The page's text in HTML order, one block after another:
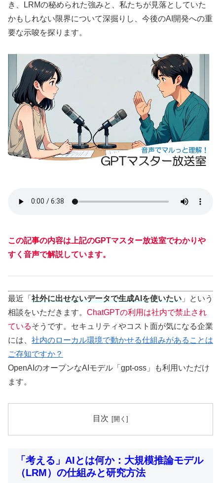
き、LRMの秘められた強みと、私たちが見落としていた
かもしれない限界について深掘りし、今後のAI開発への重
要な示唆を探ります。
この記事の内容は上記のGPTマスター放送室でわかりや
すく音声で解説しています。
最近「 社外に出せないデータで生成AIを使いたい 」という
相談をいただきます。 ChatGPTの利用は社内で禁止され
ているそうです。セキュリティやコスト面が気になる企業
には、 社内のローカル環境で動かせる仕組みがあることは
ご存知ですか？
OpenAIのオープンなAIモデル「gpt-oss」も利用いただけ
ます。
目次
「考える」AIとは何か：大規模推論モデル
（LRM）の仕組みと研究方法